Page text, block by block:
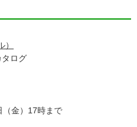
タログ
金）17時まで